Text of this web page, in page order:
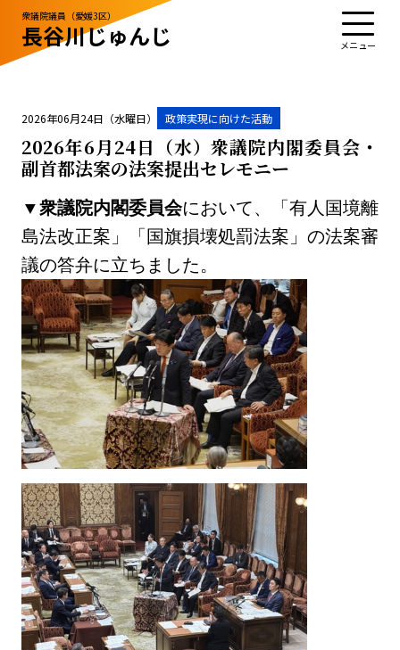
衆議院議員（愛媛3区）
長谷川じゅんじ
TOPプロフィール活動・実績
政治姿勢お知らせ応援するお問い合わせ
お問い合わせ
サイトポリシー
2026年06月24日（水曜日） 政策実現に向けた活動
2026年6月24日（水）衆議院内閣委員会・
副首都法案の法案提出セレモニー
▼衆議院内閣委員会において、「有人国境離
島法改正案」「国旗損壊処罰法案」の法案審
議の答弁に立ちました。